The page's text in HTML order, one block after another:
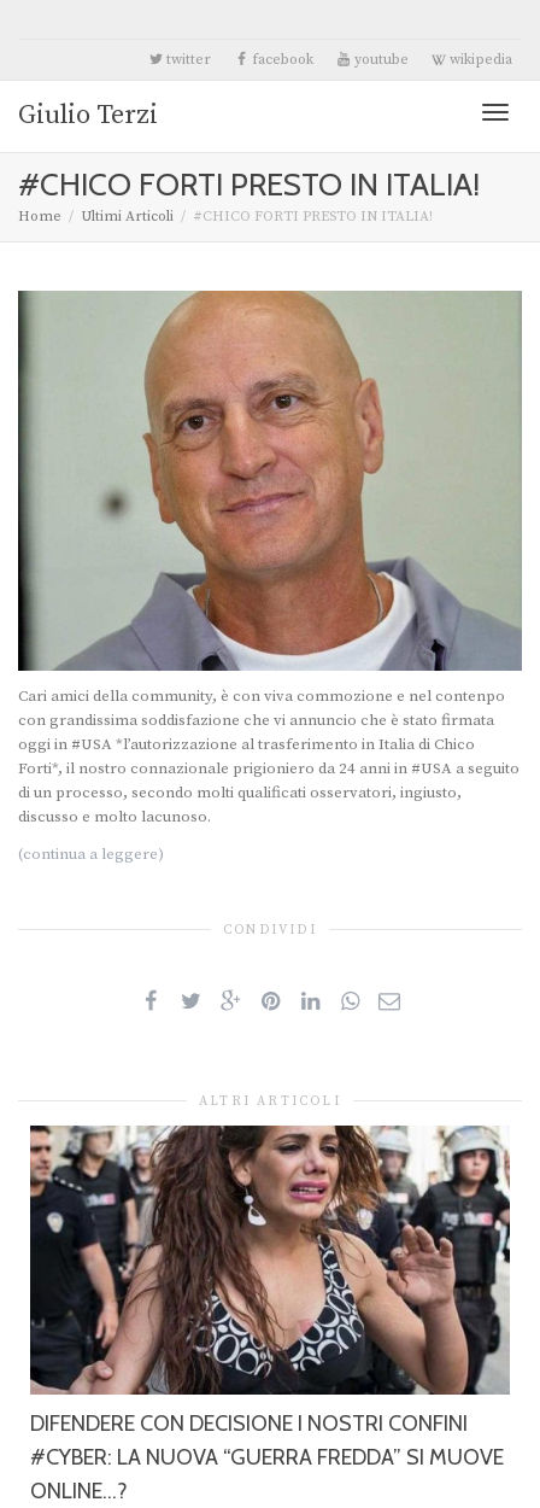
twitter facebook youtube wikipedia
Giulio Terzi
#CHICO FORTI PRESTO IN ITALIA!
Home Ultimi Articoli #CHICO FORTI PRESTO IN ITALIA!
Cari amici della community, è con viva commozione e nel contenpo
con grandissima soddisfazione che vi annuncio che è stato firmata
oggi in #USA *l’autorizzazione al trasferimento in Italia di Chico
Forti*, il nostro connazionale prigioniero da 24 anni in #USA a seguito
di un processo, secondo molti qualificati osservatori, ingiusto,
discusso e molto lacunoso.
(continua a leggere)
CONDIVIDI
ALTRI ARTICOLI
DIFENDERE CON DECISIONE I NOSTRI CONFINI
#CYBER: LA NUOVA “GUERRA FREDDA” SI MUOVE
ONLINE…?